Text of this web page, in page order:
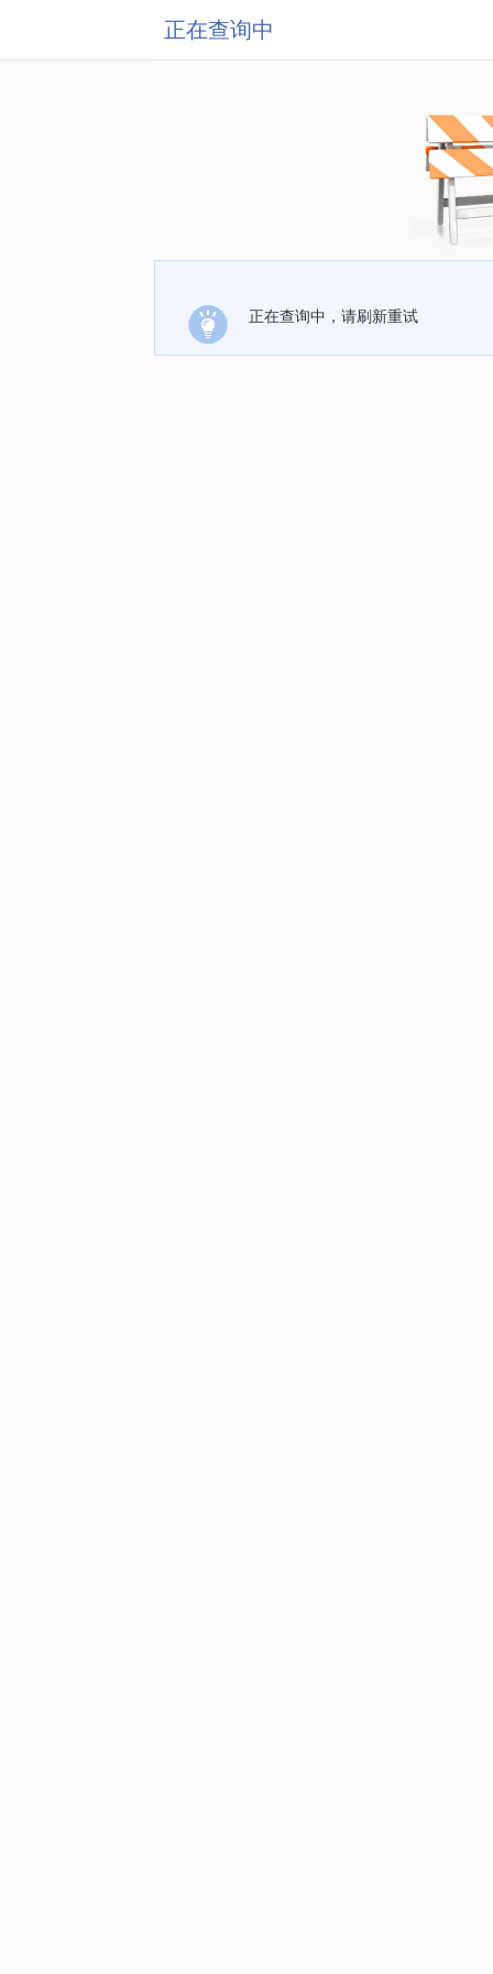
正在查询中
正在查询中，请刷新重试